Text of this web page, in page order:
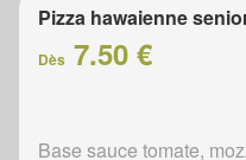
Pizza hawaienne
Dès 7.50 €
Base sauce tomate,